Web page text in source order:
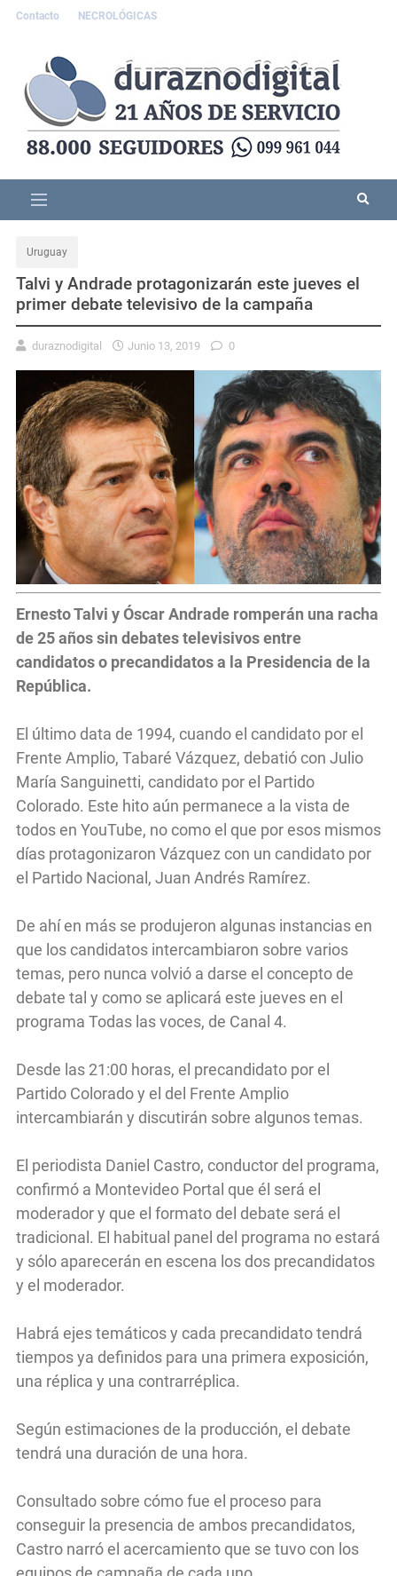
Contacto NECROLÓGICAS
Uruguay
Talvi y Andrade protagonizarán este jueves el
primer debate televisivo de la campaña
duraznodigital Junio 13, 2019 0
Ernesto Talvi y Óscar Andrade romperán una racha
de 25 años sin debates televisivos entre
candidatos o precandidatos a la Presidencia de la
República.
El último data de 1994, cuando el candidato por el
Frente Amplio, Tabaré Vázquez, debatió con Julio
María Sanguinetti, candidato por el Partido
Colorado. Este hito aún permanece a la vista de
todos en YouTube, no como el que por esos mismos
días protagonizaron Vázquez con un candidato por
el Partido Nacional, Juan Andrés Ramírez.
De ahí en más se produjeron algunas instancias en
que los candidatos intercambiaron sobre varios
temas, pero nunca volvió a darse el concepto de
debate tal y como se aplicará este jueves en el
programa Todas las voces, de Canal 4.
Desde las 21:00 horas, el precandidato por el
Partido Colorado y el del Frente Amplio
intercambiarán y discutirán sobre algunos temas.
El periodista Daniel Castro, conductor del programa,
confirmó a Montevideo Portal que él será el
moderador y que el formato del debate será el
tradicional. El habitual panel del programa no estará
y sólo aparecerán en escena los dos precandidatos
y el moderador.
Habrá ejes temáticos y cada precandidato tendrá
tiempos ya definidos para una primera exposición,
una réplica y una contrarréplica.
Según estimaciones de la producción, el debate
tendrá una duración de una hora.
Consultado sobre cómo fue el proceso para
conseguir la presencia de ambos precandidatos,
Castro narró el acercamiento que se tuvo con los